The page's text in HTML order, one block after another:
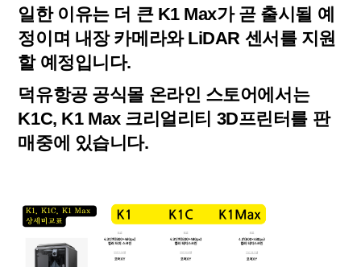
일한 이유는 더 큰 K1 Max가 곧 출시될 예
정이며 내장 카메라와 LiDAR 센서를 지원
할 예정입니다.
덕유항공 공식몰 온라인 스토어에서는
K1C, K1 Max 크리얼리티 3D프린터를 판
매중에 있습니다.